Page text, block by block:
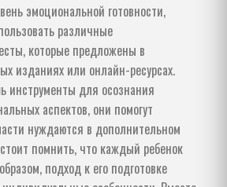
эмоциональной готовности,
различные
которые предложены в
изданиях или онлайн-ресурсах.
инструменты для осознания
аспектов, они помогут
нуждаются в дополнительном
помнить, что каждый ребенок
подход к его подготовке